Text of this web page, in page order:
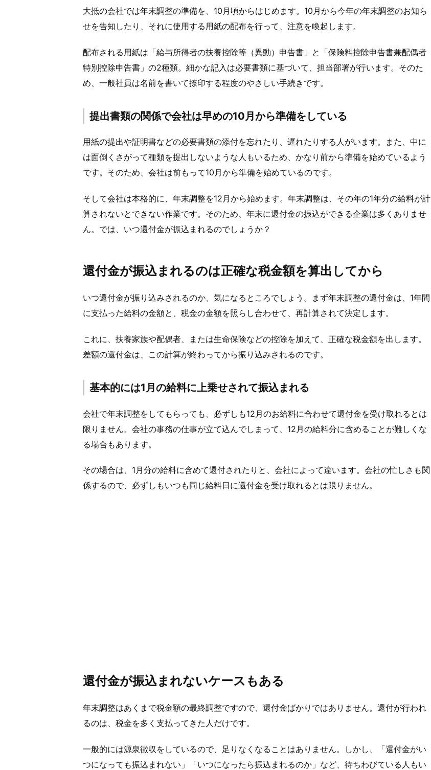
大抵の会社では年末調整の準備を、10月頃からはじめます。10月から今年の年末調整のお知ら
せを告知したり、それに使用する用紙の配布を行って、注意を喚起します。
配布される用紙は「給与所得者の扶養控除等（異動）申告書」と「保険料控除申告書兼配偶者
特別控除申告書」の2種類。細かな記入は必要書類に基づいて、担当部署が行います。そのた
め、一般社員は名前を書いて捺印する程度のやさしい手続きです。
提出書類の関係で会社は早めの10月から準備をしている
用紙の提出や証明書などの必要書類の添付を忘れたり、遅れたりする人がいます。また、中に
は面倒くさがって種類を提出しないような人もいるため、かなり前から準備を始めているよう
です。そのため、会社は前もって10月から準備を始めているのです。
そして会社は本格的に、年末調整を12月から始めます。年末調整は、その年の1年分の給料が計
算されないとできない作業です。そのため、年末に還付金の振込ができる企業は多くありませ
ん。では、いつ還付金が振込まれるのでしょうか？
還付金が振込まれるのは正確な税金額を算出してから
いつ還付金が振り込みされるのか、気になるところでしょう。まず年末調整の還付金は、1年間
に支払った給料の金額と、税金の金額を照らし合わせて、再計算されて決定します。
これに、扶養家族や配偶者、または生命保険などの控除を加えて、正確な税金額を出します。
差額の還付金は、この計算が終わってから振り込みされるのです。
基本的には1月の給料に上乗せされて振込まれる
会社で年末調整をしてもらっても、必ずしも12月のお給料に合わせて還付金を受け取れるとは
限りません。会社の事務の仕事が立て込んでしまって、12月の給料分に含めることが難しくな
る場合もあります。
その場合は、1月分の給料に含めて還付されたりと、会社によって違います。会社の忙しさも関
係するので、必ずしもいつも同じ給料日に還付金を受け取れるとは限りません。
還付金が振込まれないケースもある
年末調整はあくまで税金額の最終調整ですので、還付金ばかりではありません。還付が行われ
るのは、税金を多く支払ってきた人だけです。
一般的には源泉徴収をしているので、足りなくなることはありません。しかし、「還付金がい
つになっても振込まれない」「いつになったら振込まれるのか」など、待ちわびている人もい